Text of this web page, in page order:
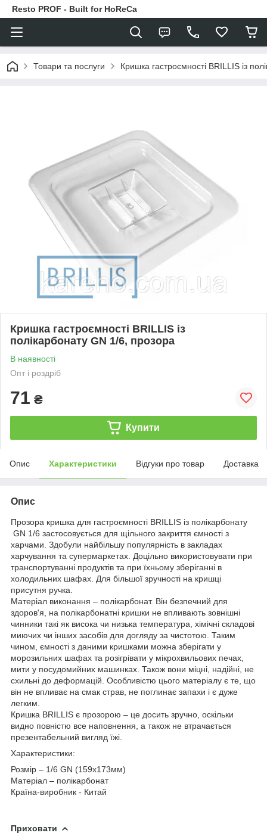
Resto PROF - Built for HoReCa
Товари та послуги Кришка гастроємності BRILLIS із
Кришка гастроємності BRILLIS із
полікарбонату GN 1/6, прозора
В наявності
Опт і роздріб
71 ₴
Купити
Опис Характеристики Відгуки про товар Доставка
Опис
Прозора кришка для гастроємності BRILLIS із полікарбонату
GN 1/6 застосовується для щільного закриття ємності з
харчами. Здобули найбільшу популярність в закладах
харчування та супермаркетах. Доцільно використовувати при
транспортуванні продуктів та при їхньому зберіганні в
холодильних шафах. Для більшої зручності на кришці
присутня ручка.
Матеріал виконання – полікарбонат. Він безпечний для
здоров'я, на полікарбонатні кришки не впливають зовнішні
чинники такі як висока чи низька температура, хімічні складові
миючих чи інших засобів для догляду за чистотою. Таким
чином, ємності з даними кришками можна зберігати у
морозильних шафах та розігрівати у мікрохвильових печах,
мити у посудомийних машинках. Також вони міцні, надійні, не
схильні до деформацій. Особливістю цього матеріалу є те, що
він не впливає на смак страв, не поглинає запахи і є дуже
легким.
Кришка BRILLIS є прозорою – це досить зручно, оскільки
видно повністю все наповнення, а також не втрачається
презентабельний вигляд їжі.
Характеристики:
Розмір – 1/6 GN (159х173мм)
Матеріал – полікарбонат
Країна-виробник - Китай
Приховати